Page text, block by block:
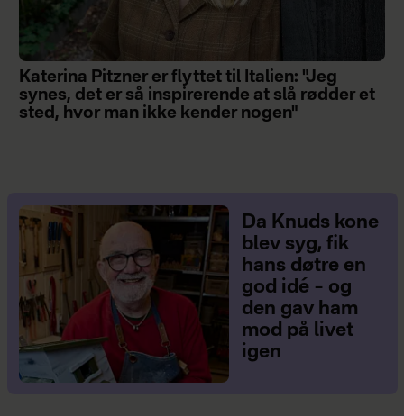
Katerina Pitzner er flyttet til Italien: "Jeg
synes, det er så inspirerende at slå rødder et
sted, hvor man ikke kender nogen"
Da Knuds kone
blev syg, fik
hans døtre en
god idé – og
den gav ham
mod på livet
igen